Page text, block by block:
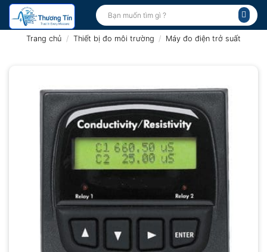
Bỏ
qua
Tìm
kiếm:
Trang chủ / Thiết bị đo môi trường / Máy đo điện trở suất